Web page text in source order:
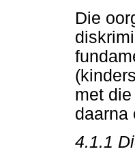
Die
met
daarna
4.1.1